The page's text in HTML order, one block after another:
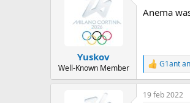
i
:
Yuskov
Well-Known Member
Anema
R
e
a
c
G1ant
19 feb 2022